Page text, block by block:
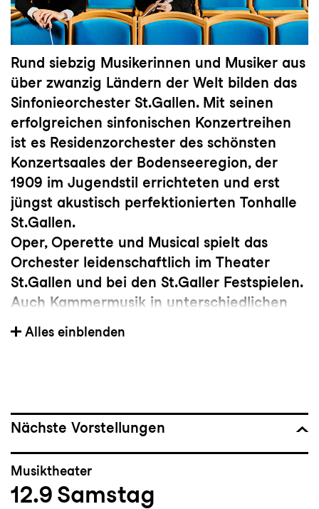
Rund siebzig Musikerinnen und Musiker aus
über zwanzig Ländern der Welt bilden das
Sinfonieorchester St.Gallen. Mit seinen
erfolgreichen sinfonischen Konzertreihen
ist es Residenzorchester des schönsten
Konzertsaales der Bodenseeregion, der
1909 im Jugendstil errichteten und erst
jüngst akustisch perfektionierten Tonhalle
St.Gallen.
Oper, Operette und Musical spielt das
Orchester leidenschaftlich im Theater
St.Gallen und bei den St.Galler Festspielen.
Auch Kammermusik in unterschiedlichen
Facetten wird als selbstverständlicher Teil
der künstlerischen Arbeit gesehen, einmal
zum anderen im vom Orchester
international renommierten Stars der
Kammermusikszene. Ausserdem widmet
sich das Orchester der Jugendarbeit und
Alles einblenden
Nächste Vorstellungen
Musiktheater
12.9 Samstag